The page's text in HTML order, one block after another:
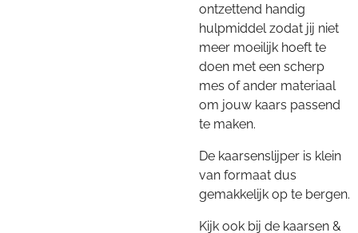
ontzettend handig
hulpmiddel zodat jij niet
meer moeilijk hoeft te
doen met een scherp
mes of ander materiaal
om jouw kaars passend
te maken.
De kaarsenslijper is klein
van formaat dus
gemakkelijk op te bergen.
Kijk ook bij de kaarsen &